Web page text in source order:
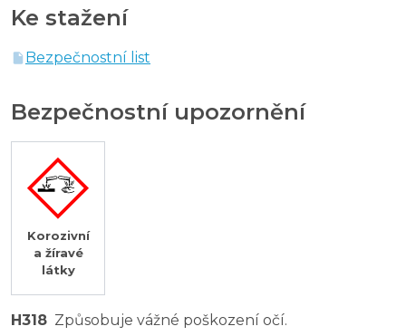
Ke stažení
Bezpečnostní list
Bezpečnostní upozornění
Korozivní
a žíravé
látky
H318 Způsobuje vážné poškození očí.